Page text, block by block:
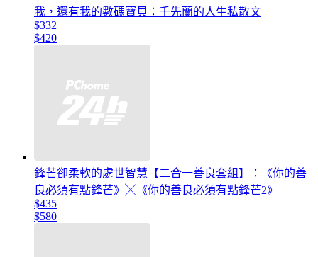
我，還有我的數碼寶貝：千先蘭的人生私散文
$332
$420
鋒芒卻柔軟的處世智慧【二合一善良套組】：《你的善
良必須有點鋒芒》╳《你的善良必須有點鋒芒2》
$435
$580